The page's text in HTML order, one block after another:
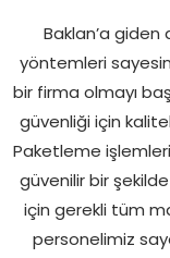
Baklan’a
yöntemleri
bir firma olmayı
güvenliği için
Paketleme
güvenilir bir
için gerekli tüm
personelimiz